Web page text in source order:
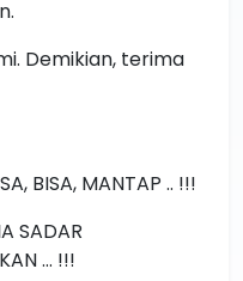
Demikian, terima
BISA, MANTAP .. !!!
SADAR
... !!!